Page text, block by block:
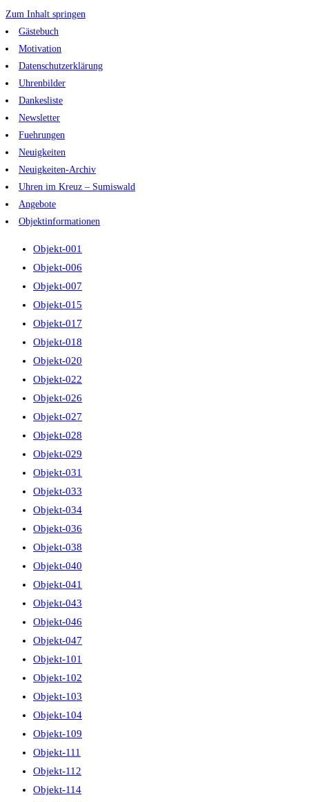
Zum Inhalt springen
Gästebuch
Motivation
Datenschutzerklärung
Uhrenbilder
Dankesliste
Newsletter
Fuehrungen
Neuigkeiten
Neuigkeiten-Archiv
Uhren im Kreuz – Sumiswald
Angebote
Objektinformationen
Objekt-001
Objekt-006
Objekt-007
Objekt-015
Objekt-017
Objekt-018
Objekt-020
Objekt-022
Objekt-026
Objekt-027
Objekt-028
Objekt-029
Objekt-031
Objekt-033
Objekt-034
Objekt-036
Objekt-038
Objekt-040
Objekt-041
Objekt-043
Objekt-046
Objekt-047
Objekt-101
Objekt-102
Objekt-103
Objekt-104
Objekt-109
Objekt-111
Objekt-112
Objekt-114